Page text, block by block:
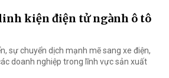
kiện điện tử ngành ô tô
sự chuyển dịch mạnh mẽ sang xe điện,
doanh nghiệp trong lĩnh vực sản xuất